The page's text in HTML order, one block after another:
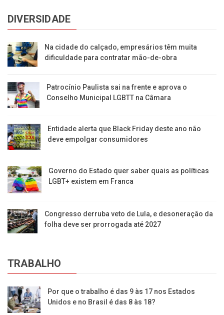
DIVERSIDADE
Na cidade do calçado, empresários têm muita
dificuldade para contratar mão-de-obra
Patrocínio Paulista sai na frente e aprova o
Conselho Municipal LGBTT na Câmara
Entidade alerta que Black Friday deste ano não
deve empolgar consumidores
Governo do Estado quer saber quais as políticas
LGBT+ existem em Franca
Congresso derruba veto de Lula, e desoneração da
folha deve ser prorrogada até 2027
TRABALHO
Por que o trabalho é das 9 às 17 nos Estados
Unidos e no Brasil é das 8 às 18?